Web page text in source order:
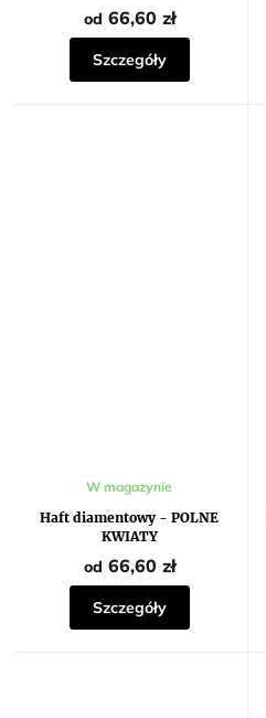
od 66,60 zł
Szczegóły
Haft diamentowy - POLNE
KWIATY
W magazynie
od 66,60 zł
Szczegóły